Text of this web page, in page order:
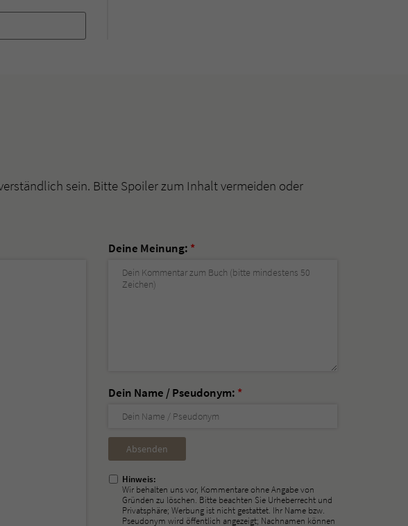
sein. Bitte Spoiler zum Inhalt vermeiden oder
Deine Meinung: *
Dein Name / Pseudonym: *
Nicht
ausfüllen!
Hinweis:
Wir behalten uns vor, Kommentare ohne Angabe von
Gründen zu löschen. Bitte beachten Sie Urheberrecht und
Privatsphäre; Werbung ist nicht gestattet. Ihr Name bzw.
Pseudonym wird öffentlich angezeigt; Nachnamen können